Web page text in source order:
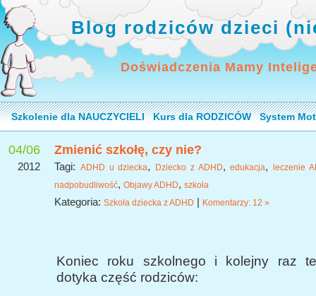
Blog rodziców dzieci
Doświadczenia Mamy
Szkolenie dla NAUCZYCIELI Kurs dla RODZICÓW System
04/06
2012
Zmienić szkołę, czy nie?
Tagi: ADHD u dziecka, Dziecko z ADHD,edukacja,leczenie
nadpobudliwość, Objawy ADHD, szkoła
Kategoria: Szkoła dziecka z ADHD | Komentarzy: 12 »
Koniec roku szkolnego i kolejny raz
dotyka część rodziców: